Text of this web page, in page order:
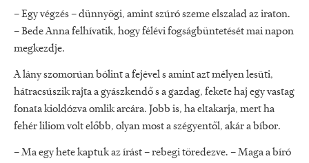
– Egy végzés – dünnyögi, amint szúró szeme elszalad az iraton.
– Bede Anna felhívatik, hogy félévi fogságbüntetését mai napon
megkezdje.
A lány szomorúan bólint a fejével s amint azt mélyen lesüti,
hátracsúszik rajta a gyászkendő s a gazdag, fekete haj egy vastag
fonata kioldózva omlik arcára. Jobb is, ha eltakarja, mert ha
fehér liliom volt előbb, olyan most a szégyentől, akár a bíbor.
– Ma egy hete kaptuk az írást – rebegi töredezve. – Maga a bíró